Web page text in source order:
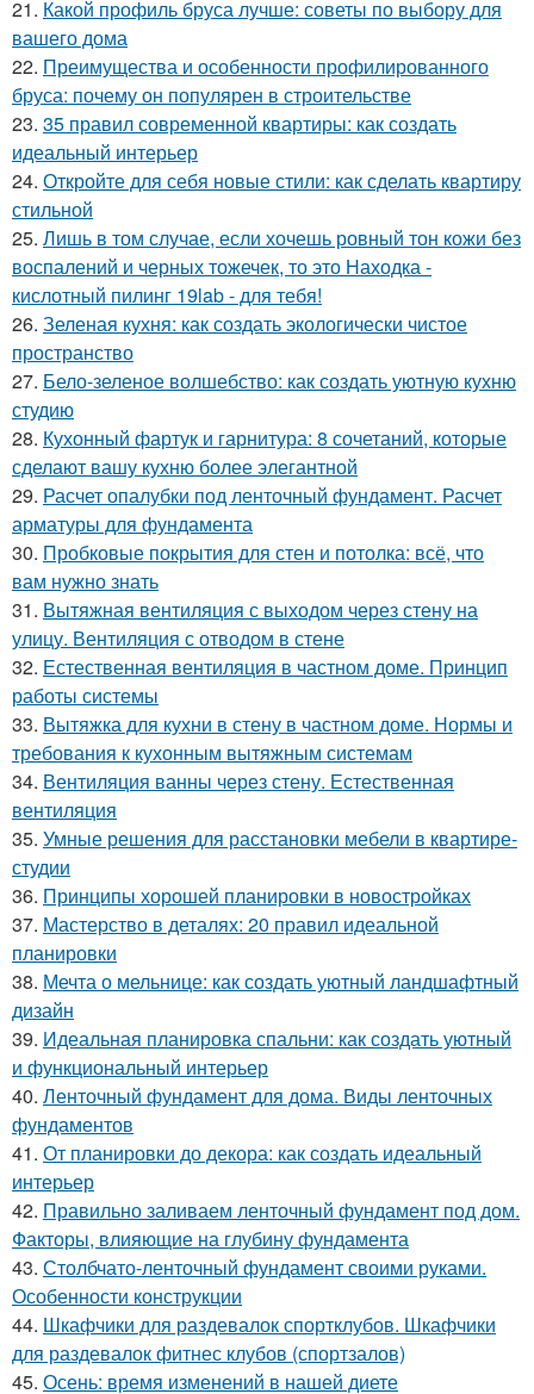
21. Какой профиль бруса лучше: советы по выбору для
вашего дома
22. Преимущества и особенности профилированного
бруса: почему он популярен в строительстве
23. 35 правил современной квартиры: как создать
идеальный интерьер
24. Откройте для себя новые стили: как сделать квартиру
стильной
25. Лишь в том случае, если хочешь ровный тон кожи без
воспалений и черных тожечек, то это Находка -
кислотный пилинг 19lab - для тебя!
26. Зеленая кухня: как создать экологически чистое
пространство
27. Бело-зеленое волшебство: как создать уютную кухню
студию
28. Кухонный фартук и гарнитура: 8 сочетаний, которые
сделают вашу кухню более элегантной
29. Расчет опалубки под ленточный фундамент. Расчет
арматуры для фундамента
30. Пробковые покрытия для стен и потолка: всё, что
вам нужно знать
31. Вытяжная вентиляция с выходом через стену на
улицу. Вентиляция с отводом в стене
32. Естественная вентиляция в частном доме. Принцип
работы системы
33. Вытяжка для кухни в стену в частном доме. Нормы и
требования к кухонным вытяжным системам
34. Вентиляция ванны через стену. Естественная
вентиляция
35. Умные решения для расстановки мебели в квартире-
студии
36. Принципы хорошей планировки в новостройках
37. Мастерство в деталях: 20 правил идеальной
планировки
38. Мечта о мельнице: как создать уютный ландшафтный
дизайн
39. Идеальная планировка спальни: как создать уютный
и функциональный интерьер
40. Ленточный фундамент для дома. Виды ленточных
фундаментов
41. От планировки до декора: как создать идеальный
интерьер
42. Правильно заливаем ленточный фундамент под дом.
Факторы, влияющие на глубину фундамента
43. Столбчато-ленточный фундамент своими руками.
Особенности конструкции
44. Шкафчики для раздевалок спортклубов. Шкафчики
для раздевалок фитнес клубов (спортзалов)
45. Осень: время изменений в нашей диете